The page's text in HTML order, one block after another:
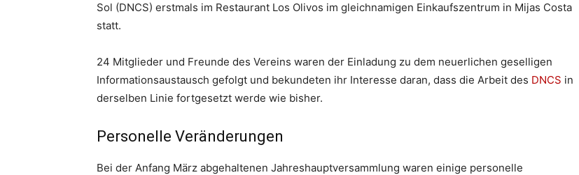
Sol (DNCS) erstmals im Restaurant Los Olivos im gleichnamigen Einkaufszentrum in Mijas Costa
statt.
24 Mitglieder und Freunde des Vereins waren der Einladung zu dem neuerlichen geselligen
Informationsaustausch gefolgt und bekundeten ihr Interesse daran, dass die Arbeit des DNCS in
derselben Linie fortgesetzt werde wie bisher.
Personelle Veränderungen
Bei der Anfang März abgehaltenen Jahreshauptversammlung waren einige personelle